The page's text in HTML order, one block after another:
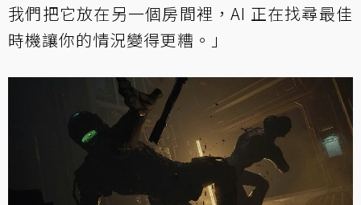
我們把它放在另一個房間裡，AI 正在找尋最佳
時機讓你的情況變得更糟。」